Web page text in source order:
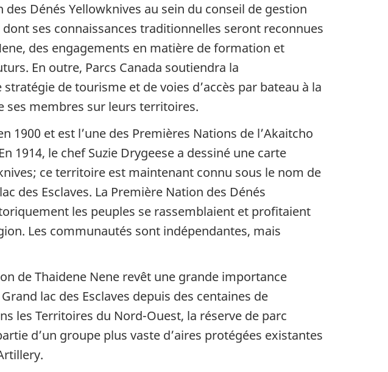
Dénés Yellowknives au sein du conseil de gestion
ses connaissances traditionnelles seront reconnues
des engagements en matière de formation et
En outre, Parcs Canada soutiendra la
de tourisme et de voies d’accès par bateau à la
ses membres sur leurs territoires.
1900 et est l’une des Premières Nations de l’Akaitcho
1914, le chef Suzie Drygeese a dessiné une carte
ce territoire est maintenant connu sous le nom de
des Esclaves. La Première Nation des Dénés
les peuples se rassemblaient et profitaient
Les communautés sont indépendantes, mais
de Thaidene Nene revêt une grande importance
lac des Esclaves depuis des centaines de
les Territoires du Nord-Ouest, la réserve de parc
d’un groupe plus vaste d’aires protégées existantes